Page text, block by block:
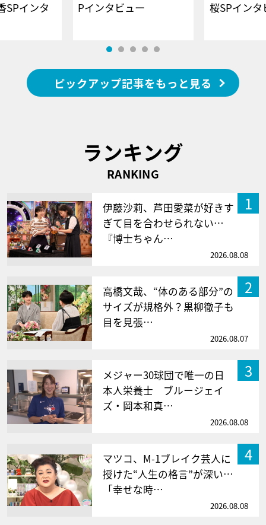
SPインタ Pインタビュー 桜SPイ
ピックアップ記事をもっと見る
ランキング
RANKING
1
伊藤沙莉、芦田愛菜が好きす
ぎて目を合わせられない…
『博士ちゃん…
2026.08.08
2
高橋文哉、“体のある部分”の
サイズが規格外？黒柳徹子も
目を見張…
2026.08.07
3
メジャー30球団で唯一の日
本人栄養士 ブルージェイ
ズ・岡本和真…
2026.08.08
4
マツコ、M-1ブレイク芸人に
授けた“人生の格言”が深い…
「幸せな時…
2026.08.08